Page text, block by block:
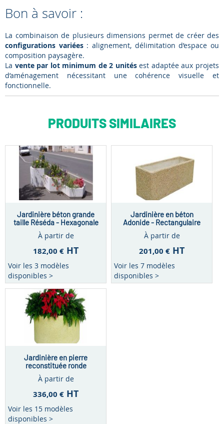
Bon à savoir :
La combinaison de plusieurs dimensions permet de créer des
configurations variées: alignement, délimitation d’espace ou
composition paysagère.
La vente par lot minimum de 2 unitésest adaptée aux projets
d’aménagement nécessitant une cohérence visuelle et
fonctionnelle.
PRODUITS SIMILAIRES
Jardinière béton grande
taille Réséda - Hexagonale
À partir de
182,00 € HT
Voir les 3 modèles
disponibles >
Jardinière en béton
Adonide - Rectangulaire
À partir de
201,00 € HT
Voir les 7 modèles
disponibles >
Jardinière en pierre
reconstituée ronde
Mimosa - de 59 à 600 litres
À partir de
336,00 € HT
Voir les 15 modèles
disponibles >